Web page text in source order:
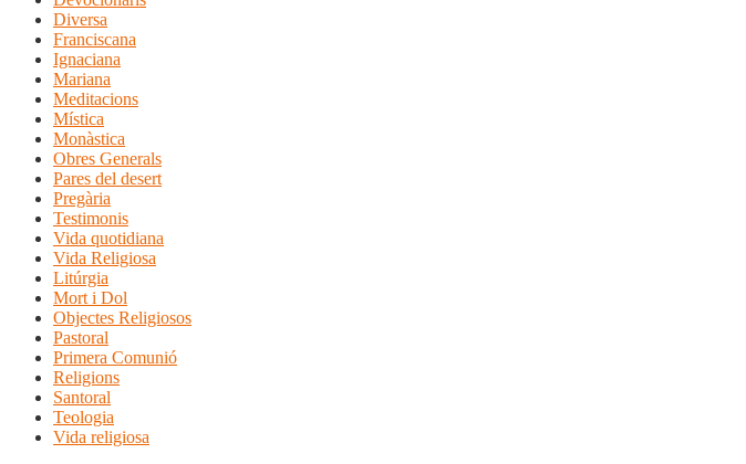
Diversa
Franciscana
Ignaciana
Mariana
Meditacions
Mística
Monàstica
Obres Generals
Pares del desert
Pregària
Testimonis
Vida quotidiana
Vida Religiosa
Litúrgia
Mort i Dol
Objectes Religiosos
Pastoral
Primera Comunió
Religions
Santoral
Teologia
Vida religiosa